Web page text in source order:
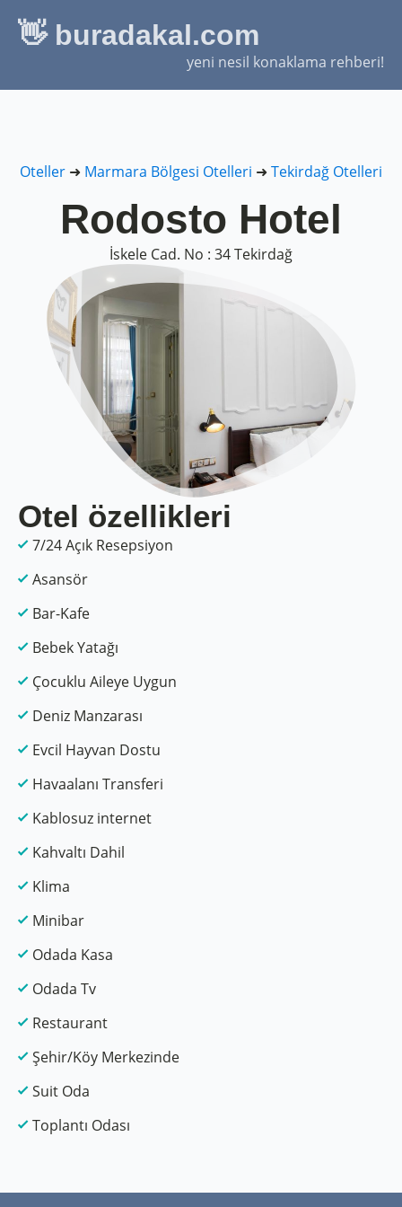
👋 buradakal.com
yeni nesil konaklama rehberi!
Oteller ➜ Marmara Bölgesi Otelleri ➜ Tekirdağ Otelleri
Rodosto Hotel
İskele Cad. No : 34 Tekirdağ
Otel özellikleri
7/24 Açık Resepsiyon
Asansör
Bar-Kafe
Bebek Yatağı
Çocuklu Aileye Uygun
Deniz Manzarası
Evcil Hayvan Dostu
Havaalanı Transferi
Kablosuz internet
Kahvaltı Dahil
Klima
Minibar
Odada Kasa
Odada Tv
Restaurant
Şehir/Köy Merkezinde
Suit Oda
Toplantı Odası